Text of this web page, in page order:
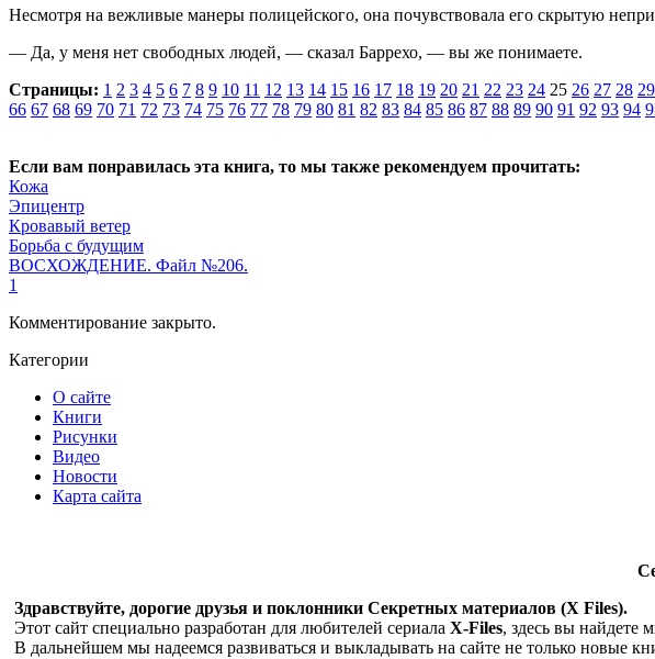
Несмотря на вежливые манеры полицейско­го, она почувствовала его скрытую
— Да, у меня нет свободных людей, — сказал Баррехо, — вы же понимаете.
Страницы: 1 2 3 4 5 6 7 8 9 10 11 12 13 14 15 16 17 18 19 20 21 22 23 24 25 26 27 28 29
66 67 68 69 70 71 72 73 74 75 76 77 78 79 80 81 82 83 84 85 86 87 88 89 90 91 92 93 94
Если вам понравилась эта книга, то мы также рекомендуем прочитать:
Кожа
Эпицентр
Кровавый ветер
Борьба с будущим
ВОСХОЖДЕНИЕ. Файл №206.
1
Комментирование закрыто.
Категории
О сайте
Книги
Рисунки
Видео
Новости
Карта сайта
Здравствуйте, дорогие друзья и поклонники Секретных материалов (X Files).
Этот сайт специально разработан для любителей сериала X-Files, здесь вы найдете
В дальнейшем мы надеемся развиваться и выкладывать на сайте не только новые